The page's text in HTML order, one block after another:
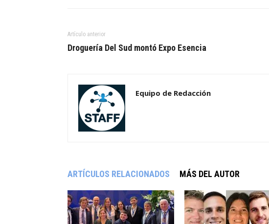
Artículo anterior
Droguería Del Sud montó Expo Esencia
Equipo de Redacción
ARTÍCULOS RELACIONADOS MÁS DEL AUTOR